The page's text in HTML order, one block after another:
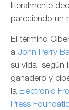
literalmente
pareciendo un
El término
a John Perry
su vida: según
ganadero y
la Electronic
Press